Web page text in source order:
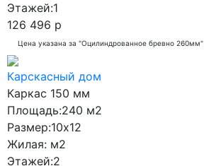
Этажей:1
126 496 р
Цена указана за "Оцилиндрованное бревно 260мм"
Карскасный дом
Каркас 150 мм
Площадь:240 м2
Размер:10x12
Жилая: м2
Этажей:2